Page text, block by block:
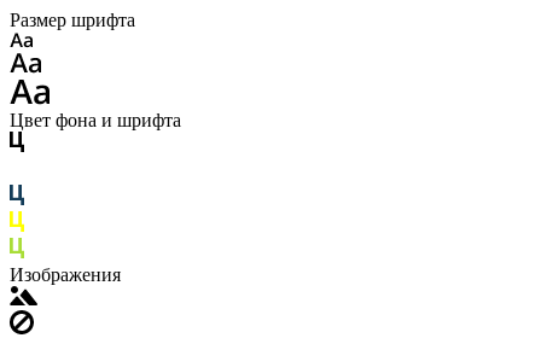
Размер шрифта
Цвет фона и шрифта
Изображения